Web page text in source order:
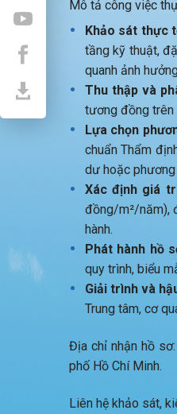
Mô tả công việc
Khảo sát thực
tầng kỹ thuật,
quanh ảnh
Thu thập và
tương đồng trên
Lựa chọn
chuẩn Thẩm
dư hoặc
Xác định giá
đồng/m²/năm),
hành.
Phát hành hồ
quy trình, biểu
Giải trình và
Trung tâm, cơ
Địa chỉ nhận hồ
phố Hồ Chí Minh.
Liên hệ khảo sát,